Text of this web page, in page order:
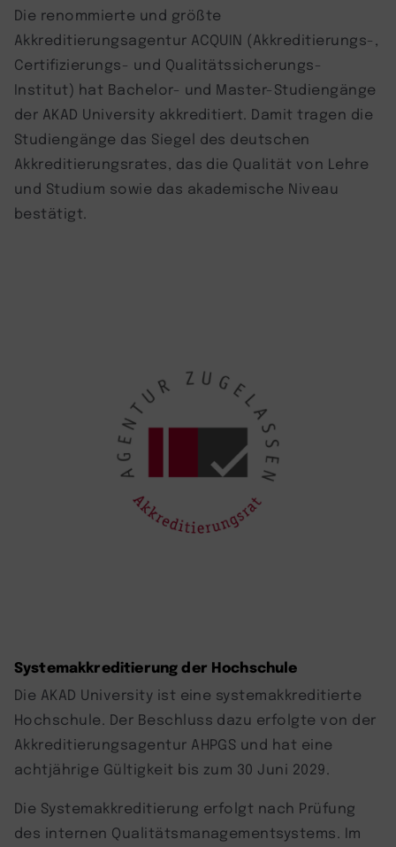
Die renommierte und größte
Akkreditierungsagentur ACQUIN (Akkreditierungs-,
Certifizierungs- und Qualitätssicherungs-
Institut) hat Bachelor- und Master-Studiengänge
der AKAD University akkreditiert. Damit tragen die
Studiengänge das Siegel des deutschen
Akkreditierungsrates, das die Qualität von Lehre
und Studium sowie das akademische Niveau
bestätigt.
Systemakkreditierung der Hochschule
Die AKAD University ist eine systemakkreditierte
Hochschule. Der Beschluss dazu erfolgte von der
Akkreditierungsagentur AHPGS und hat eine
achtjährige Gültigkeit bis zum 30 Juni 2029.
Die Systemakkreditierung erfolgt nach Prüfung
des internen Qualitätsmanagementsystems. Im